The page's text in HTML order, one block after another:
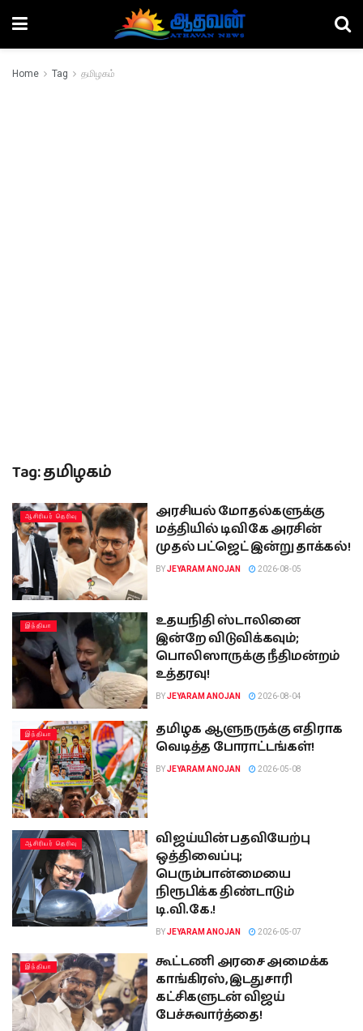
Home Tag தமிழகம்
Tag:தமிழகம்
ஆசிரியர் தெரிவு
அரசியல் மோதல்களுக்கு
மத்தியில் டிவிகே அரசின்
முதல் பட்ஜெட் இன்று தாக்கல்!
BYJEYARAM ANOJAN 2026-08-05
இந்தியா
உதயநிதி ஸ்டாலினை
இன்றே விடுவிக்கவும்;
பொலிஸாருக்கு நீதிமன்றம்
உத்தரவு!
BYJEYARAM ANOJAN 2026-08-04
இந்தியா
தமிழக ஆளுநருக்கு எதிராக
வெடித்த போராட்டங்கள்!
BYJEYARAM ANOJAN 2026-05-08
ஆசிரியர் தெரிவு
விஜய்யின் பதவியேற்பு
ஒத்திவைப்பு;
பெரும்பான்மையை
நிரூபிக்க திண்டாடும்
டி.வி.கே.!
BYJEYARAM ANOJAN 2026-05-07
இந்தியா
கூட்டணி அரசை அமைக்க
காங்கிரஸ், இடதுசாரி
கட்சிகளுடன் விஜய்
பேச்சுவார்த்தை!